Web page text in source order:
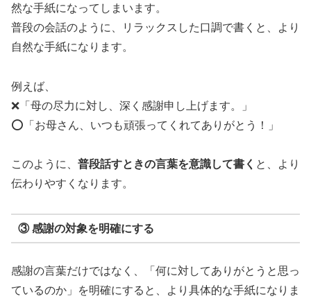
然な手紙になってしまいます。
普段の会話のように、リラックスした口調で書くと、より
自然な手紙になります。
例えば、
❌「母の尽力に対し、深く感謝申し上げます。」
⭕「お母さん、いつも頑張ってくれてありがとう！」
このように、 普段話すときの言葉を意識して書く と、より
伝わりやすくなります。
③ 感謝の対象を明確にする
感謝の言葉だけではなく、「何に対してありがとうと思っ
ているのか」を明確にすると、より具体的な手紙になりま